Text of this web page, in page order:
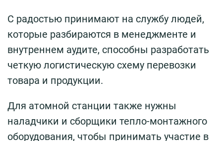
С радостью принимают на службу людей,
которые разбираются в менеджменте и
внутреннем аудите, способны разработать
четкую логистическую схему перевозки
товара и продукции.
Для атомной станции также нужны
наладчики и сборщики тепло-монтажного
оборудования, чтобы принимать участие в